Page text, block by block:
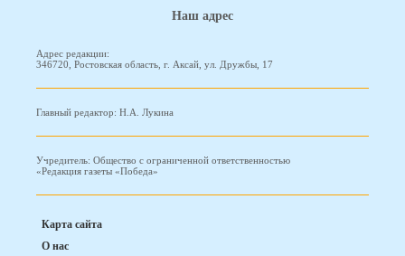
Наш адрес
Адрес редакции:
346720, Ростовская область, г. Аксай, ул. Дружбы, 17
Главный редактор: Н.А. Лукина
Учредитель: Общество с ограниченной ответственностью
«Редакция газеты «Победа»
Карта сайта
О нас